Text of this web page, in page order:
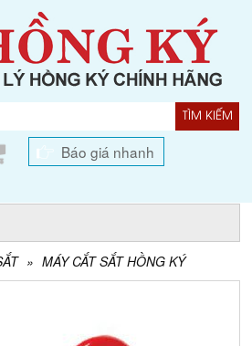
TÌM KIẾM
Báo giá nhanh
» MÁY CẮT SẮT HỒNG KÝ